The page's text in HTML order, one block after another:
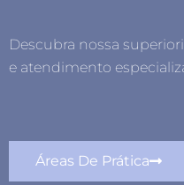
Descubra nossa
e atendimento
Áreas De Prática